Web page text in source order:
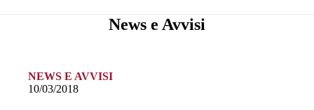
News e Avvisi
NEWS E AVVISI
10/03/2018